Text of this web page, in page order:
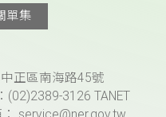
單集
正區南海路45號
3126 TANET